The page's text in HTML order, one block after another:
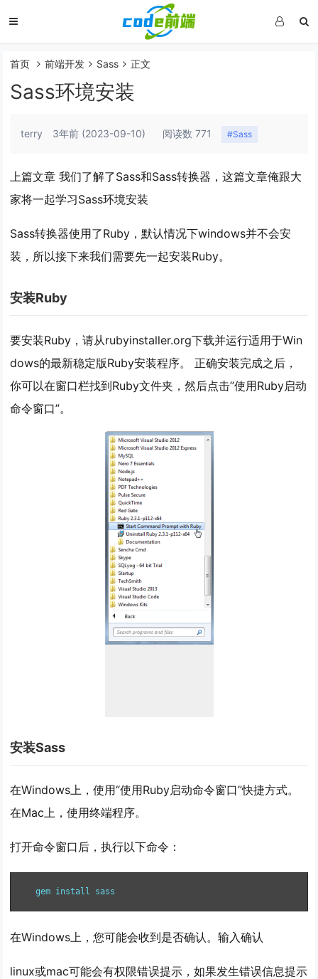
首页 前端开发 Sass 正文
Sass环境安装
terry 3年前 (2023-09-10) 阅读数 771 #Sass
上篇文章 我们了解了Sass和Sass转换器，这篇文章俺跟大
家将一起学习Sass环境安装
Sass转换器使用了Ruby，默认情况下windows并不会安
装，所以接下来我们需要先一起安装Ruby。
安装Ruby
要安装Ruby，请从rubyinstaller.org下载并运行适用于Win
dows的最新稳定版Ruby安装程序。 正确安装完成之后，
你可以在窗口栏找到Ruby文件夹，然后点击”使用Ruby启动
命令窗口”。
安装Sass
在Windows上，使用“使用Ruby启动命令窗口”快捷方式。
在Mac上，使用终端程序。
打开命令窗口后，执行以下命令：
gem install sass
在Windows上，您可能会收到是否确认。输入确认
linux或mac可能会有权限错误提示，如果发生错误信息提示